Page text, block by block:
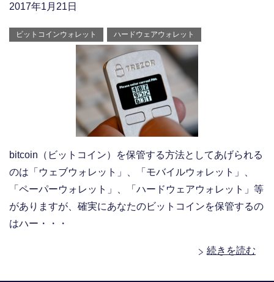
2017年1月21日
ビットコインウォレット ハードウェアウォレット
bitcoin（ビットコイン）を保管する方法としてあげられる
のは「ウェブウォレット」、「モバイルウォレット」、
「ペーパーウォレット」、「ハードウェアウォレット」等
がありますが、確実にあなたのビットコインを保管するの
はハー・・・
続きを読む